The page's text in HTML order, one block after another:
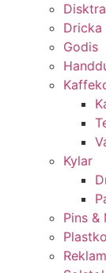
Dricka
Godis
Kylar
Pins &